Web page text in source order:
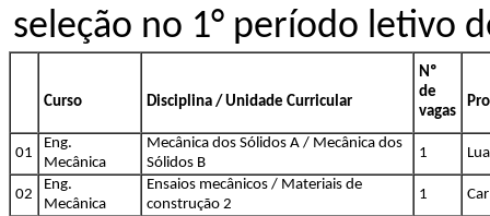
seleção no 1° período letivo
Curso Disciplina / Unidade Curricular
Nº
de
vagas
01
Eng.
Mecânica
Mecânica dos Sólidos A / Mecânica dos
Sólidos B
1
02
Eng.
Mecânica
Ensaios mecânicos / Materiais de
construção 2
1